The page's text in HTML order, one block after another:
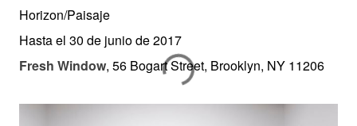
Horizon/Paisaje
Hasta el 30 de junio de 2017
Fresh Window, 56 Bogart Street, Brooklyn, NY 11206